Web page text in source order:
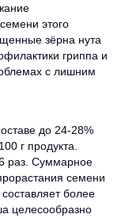
этого
зёрна нута
гриппа и
с лишним
до 24-28%
г продукта.
раз. Суммарное
семени
более
целесообразно